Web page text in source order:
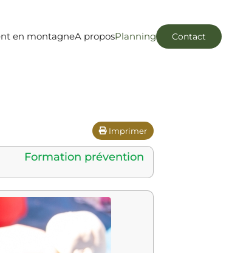
en montagneA proposPlanning Contact
Imprimer
Formation prévention